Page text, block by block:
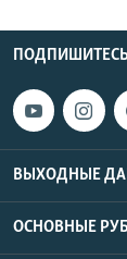
ПОДПИШИТЕСЬ
ВЫХОДНЫЕ
ОСНОВНЫЕ